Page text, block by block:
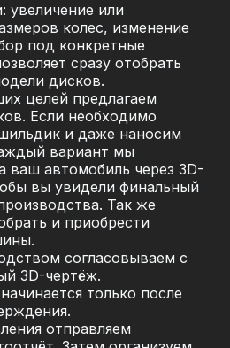
увеличение или
колес, изменение
под конкретные
сразу отобрать
дисков.
целей предлагаем
Если необходимо
и даже наносим
вариант мы
ваш автомобиль через 3D-
вы увидели финальный
Так же
и приобрести
согласовываем с
3D-чертёж.
только после
отправляем